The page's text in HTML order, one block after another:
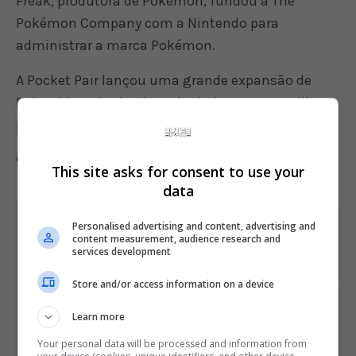
Pokémon Company com a Nintendo para
administrar a marca Pokémon.
A Pocket Pair lançou uma grande expansão de
Palworld em junho, introduzindo uma nova ilha,
novos amigos e subespécies.
Comente esta notícia no Fórum Outer Space
Share This
Arc System Works está fazendo novo Double Dragon 3D
This site asks for consent to use your
data
Personalised advertising and content, advertising and
content measurement, audience research and
services development
Store and/or access information on a device
Learn more
Your personal data will be processed and information from